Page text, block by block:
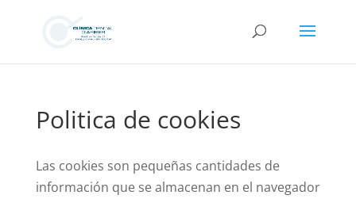
Politica de cookies
Las cookies son pequeñas cantidades de
información que se almacenan en el navegador